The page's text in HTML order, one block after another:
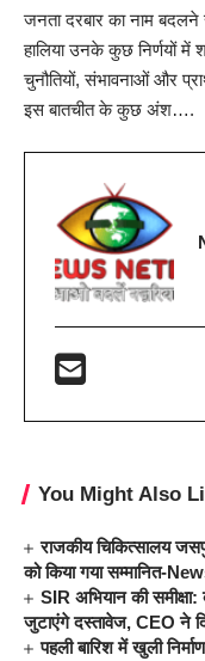
जनता दरबार का नाम
हालिया उनके कुछ निर्णयों में
चुनौतियों, संभावनाओं और
इस बातचीत के कुछ अंश….
You Might Also
राजकीय चिकित्सालय
को किया गया सम्मानित-
SIR अभियान की
जुटाएंगे दस्तावेज, CEO ने
पहली बारिश में खुली